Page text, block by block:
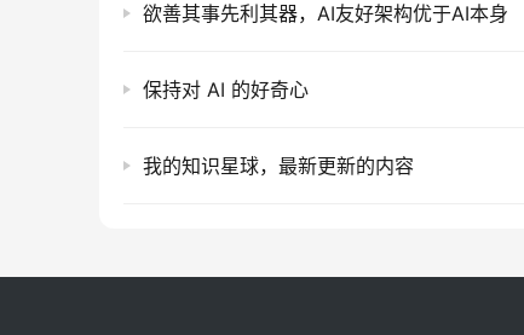
欲善其事先利其器，AI友好架构优于AI本身
保持对 AI 的好奇心
我的知识星球，最新更新的内容